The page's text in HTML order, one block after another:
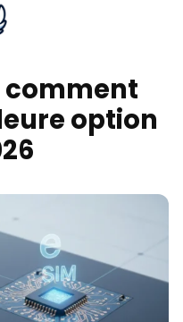
comment
option